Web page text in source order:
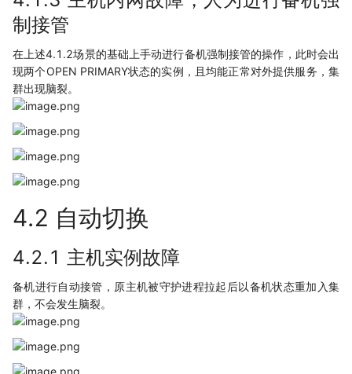
制接管
在上述4.1.2场景的基础上手动进行备机强制接管的操作，此时会出
现两个OPEN PRIMARY状态的实例，且均能正常对外提供服务，集
群出现脑裂。
4.2 自动切换
4.2.1 主机实例故障
备机进行自动接管，原主机被守护进程拉起后以备机状态重加入集
群，不会发生脑裂。